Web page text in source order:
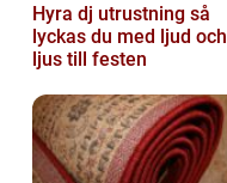
Hyra dj utrustning så
lyckas du med ljud och
ljus till festen